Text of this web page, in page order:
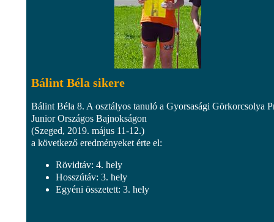
Bálint Béla sikere
Bálint Béla 8. A osztályos tanuló a Gyorsasági Görkorcsolya
Junior Országos Bajnokságon
(Szeged, 2019. május 11-12.)
a következő eredményeket érte el:
Rövidtáv: 4. hely
Hosszútáv: 3. hely
Egyéni összetett: 3. hely